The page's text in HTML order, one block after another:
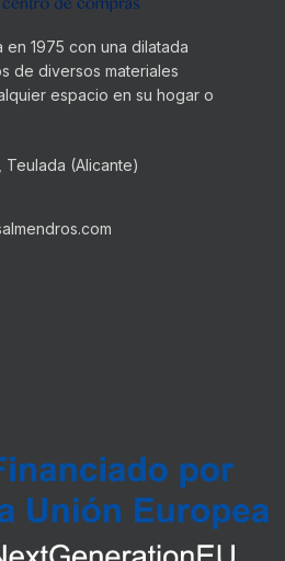
en 1975 con una dilatada
de diversos materiales
espacio en su hogar o
Teulada (Alicante)